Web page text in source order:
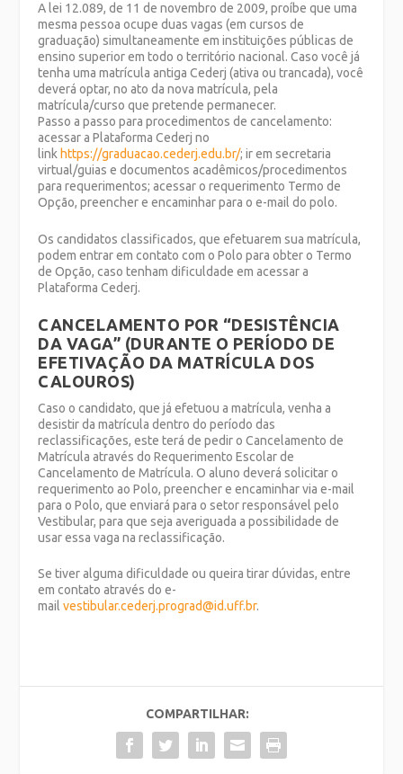
A lei 12.089, de 11 de novembro de 2009, proíbe que uma
mesma pessoa ocupe duas vagas (em cursos de
graduação) simultaneamente em instituições públicas de
ensino superior em todo o território nacional. Caso você já
tenha uma matrícula antiga Cederj (ativa ou trancada), você
deverá optar, no ato da nova matrícula, pela
matrícula/curso que pretende permanecer.
Passo a passo para procedimentos de cancelamento:
acessar a Plataforma Cederj no
link https://graduacao.cederj.edu.br/; ir em secretaria
virtual/guias e documentos acadêmicos/procedimentos
para requerimentos; acessar o requerimento Termo de
Opção, preencher e encaminhar para o e-mail do polo.
Os candidatos classificados, que efetuarem sua matrícula,
podem entrar em contato com o Polo para obter o Termo
de Opção, caso tenham dificuldade em acessar a
Plataforma Cederj.
CANCELAMENTO POR “DESISTÊNCIA
DA VAGA” (DURANTE O PERÍODO DE
EFETIVAÇÃO DA MATRÍCULA DOS
CALOUROS)
Caso o candidato, que já efetuou a matrícula, venha a
desistir da matrícula dentro do período das
reclassificações, este terá de pedir o Cancelamento de
Matrícula através do Requerimento Escolar de
Cancelamento de Matrícula. O aluno deverá solicitar o
requerimento ao Polo, preencher e encaminhar via e-mail
para o Polo, que enviará para o setor responsável pelo
Vestibular, para que seja averiguada a possibilidade de
usar essa vaga na reclassificação.
Se tiver alguma dificuldade ou queira tirar dúvidas, entre
em contato através do e-
mailvestibular.cederj.prograd@id.uff.br.
COMPARTILHAR: